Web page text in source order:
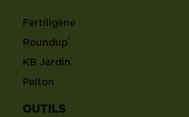
Fertiligène
Roundup®
KB Jardin
Pelton
OUTILS